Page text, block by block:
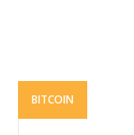
BITCOIN